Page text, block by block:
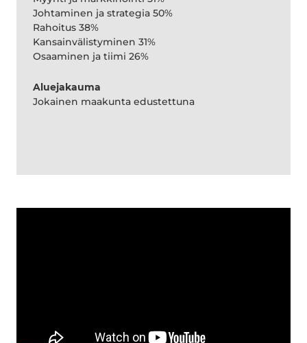
Johtaminen ja strategia 50%
Rahoitus 38%
Kansainvälistyminen 31%
Osaaminen ja tiimi 26%
Aluejakauma
Jokainen maakunta edustettuna